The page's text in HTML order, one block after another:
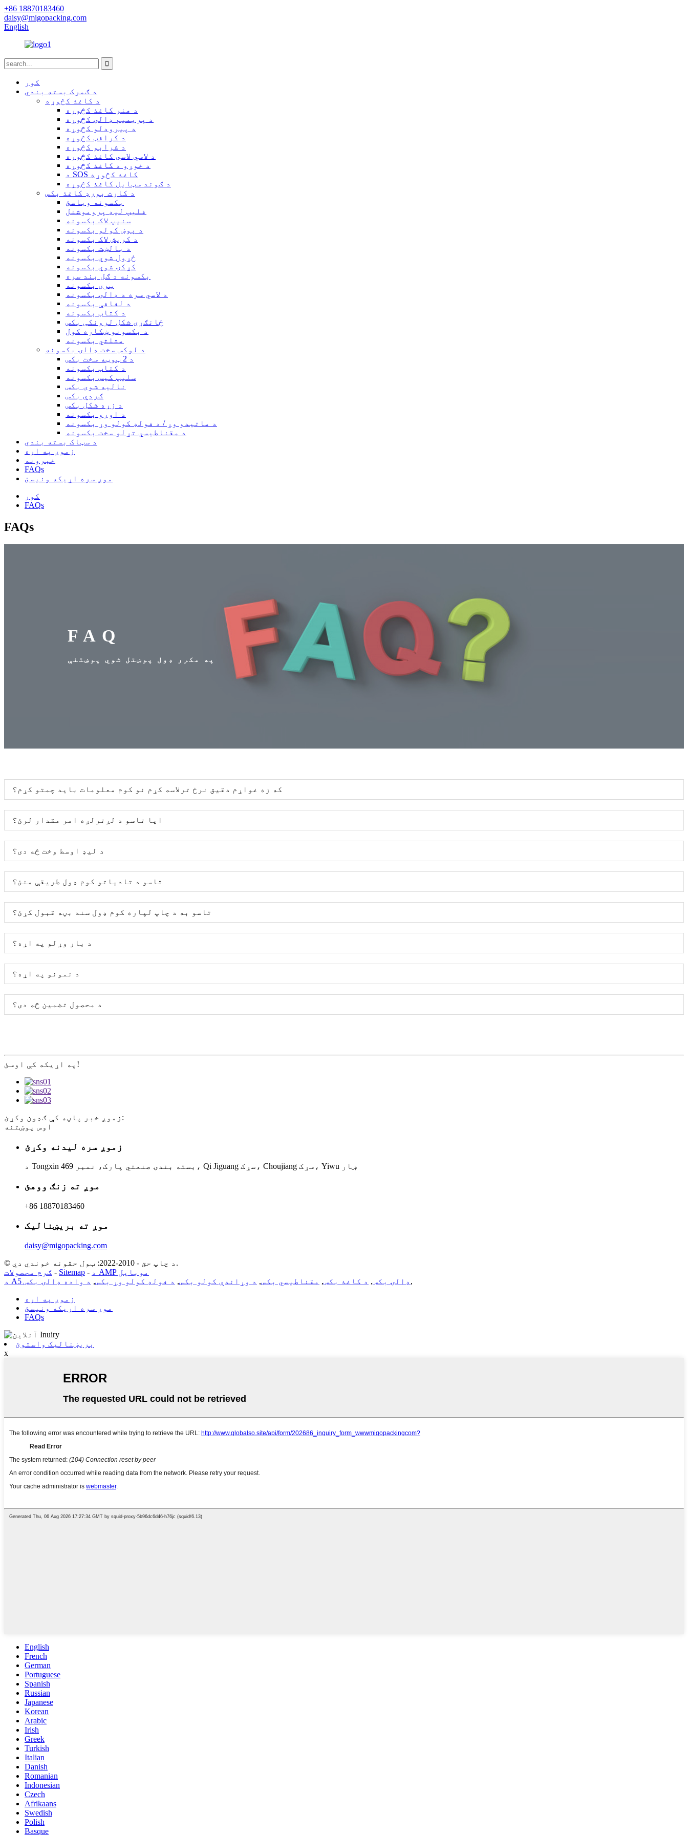
+86 18870183460
daisy@migopacking.com
English
کور
د ګمرک بسته بندي
د کاغذ کڅوړه
د هنر کاغذ کڅوړه
د پریمیم ډالۍ کڅوړه
د پیرودلو کڅوړه
د کرافټ کڅوړه
د شرابو کڅوړه
د لاسي لاسي کاغذ کڅوړه
د خوړو د کاغذ کڅوړه
د SOS کاغذ کڅوړه
د ګوند سټایل کاغذ کڅوړه
د کارت بورډ کاغذ بکس
بکسونه وباسئ
فلیپ لیډ پروموشنل
سنیپ لاک بکسونه
د پوښ کولو بکسونه
د کریش لاک بکسونه
د بالښت بکسونه
ځړول شوي بکسونه
کړکۍ شوي بکسونه
بکسونه د ګل بند سره
ټری بکسونه
د لاسي سره د ډالۍ بکسونه
د لفافې بکسونه
د کتاب بکسونه
ځانګړی شکل لرونکی بکس
د بکسونو ښکاره کول
مثلثي بکسونه
د لوکس سخت ډالۍ بکسونه
د 2 ټوټه سخت بکس
د کتاب بکسونه
سلیپ کیس بکسونه
نالیه شوی بکس
ګردي بکس
د زړه شکل بکس
د اوږو بکسونه
د ماتیدو وړ / د فولډ کولو وړ بکسونه
د مقناطیسي تړلو سخت بکسونه
د سټاک بسته بندي
زموږ په اړه
خبرونه
FAQs
موږ سره اړیکه ونیسئ
کور
FAQs
FAQs
FAQ
په مکرر ډول پوښتل شوي پوښتنې
که زه غواړم دقیق نرخ ترلاسه کړم نو کوم معلومات باید چمتو کړم؟
ایا تاسو د لږترلږه امر مقدار لرئ؟
د لیډ اوسط وخت څه دی؟
تاسو د تادیاتو کوم ډول طریقې منئ؟
تاسو به د چاپ لپاره کوم ډول سند بڼه قبول کړئ؟
د بار وړلو په اړه؟
د نمونو په اړه؟
د محصول تضمین څه دی؟
په اړیکه کې اوسئ!
زموږ خبر پاڼه کې ګډون وکړئ:
اوس پوښتنه
زموږ سره لیدنه وکړئ
د Tongxin بسته بندۍ صنعتي پارک، نمبر 469، Qi Jiguang سړک، Choujiang سړک، Yiwu ښار
موږ ته زنګ ووهئ
+86 18870183460
موږ ته بریښنالیک
daisy@migopacking.com
© د چاپ حق - 2010-2022: ټول حقونه خوندي دي.
ګرم محصولات - Sitemap -
د AMP موبایل
د A5 ډالۍ بکس, د کاغذ بکس, مقناطیسي بکس, د وړاندې کولو بکس, د فولډ کولو وړ بکس, د واده ډالۍ بکس
,
زموږ په اړه
موږ سره اړیکه ونیسئ
FAQs
بریښنالیک واستوئ
x
English
French
German
Portuguese
Spanish
Russian
Japanese
Korean
Arabic
Irish
Greek
Turkish
Italian
Danish
Romanian
Indonesian
Czech
Afrikaans
Swedish
Polish
Basque